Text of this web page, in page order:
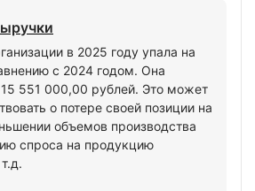
в 2025 году упала на
с 2024 годом. Она
15 551 000,00 рублей. Это может
о потере своей позиции на
объемов производства
спроса на продукцию